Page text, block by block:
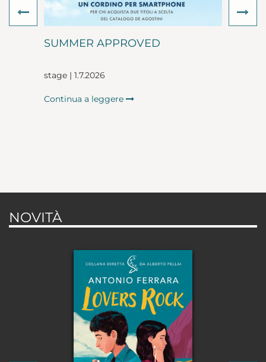
SUMMER APPROVED
stage | 1.7.2026
Continua a leggere
Previous
NOVITÀ